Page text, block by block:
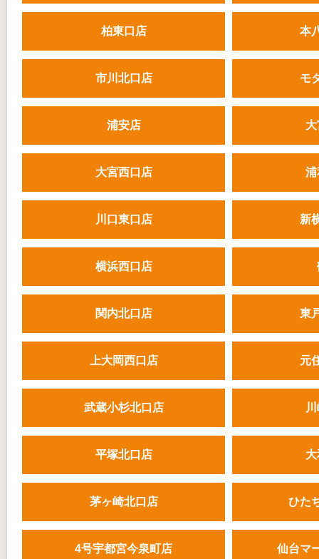
柏東口店 本
市川北口店 モ
浦安店
大宮西口店 浦
川口東口店 新
横浜西口店
関内北口店 東
上大岡西口店 元
武蔵小杉北口店
平塚北口店
茅ヶ崎北口店 ひた
4号宇都宮今泉町店 仙台マ